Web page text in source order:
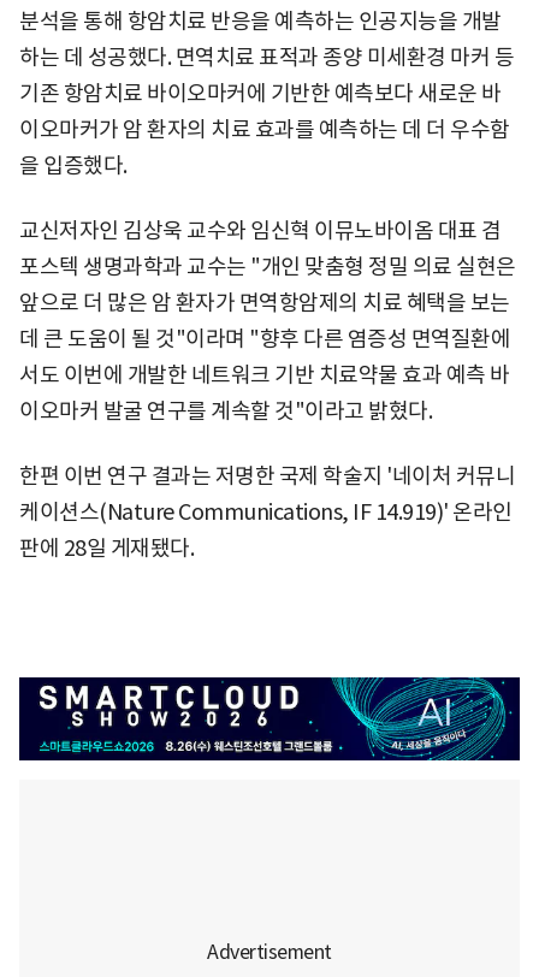
분석을 통해 항암치료 반응을 예측하는 인공지능을 개발
하는 데 성공했다. 면역치료 표적과 종양 미세환경 마커 등
기존 항암치료 바이오마커에 기반한 예측보다 새로운 바
이오마커가 암 환자의 치료 효과를 예측하는 데 더 우수함
을 입증했다.
교신저자인 김상욱 교수와 임신혁 이뮤노바이옴 대표 겸
포스텍 생명과학과 교수는 "개인 맞춤형 정밀 의료 실현은
앞으로 더 많은 암 환자가 면역항암제의 치료 혜택을 보는
데 큰 도움이 될 것"이라며 "향후 다른 염증성 면역질환에
서도 이번에 개발한 네트워크 기반 치료약물 효과 예측 바
이오마커 발굴 연구를 계속할 것"이라고 밝혔다.
한편 이번 연구 결과는 저명한 국제 학술지 '네이처 커뮤니
케이션스(Nature Communications, IF 14.919)' 온라인
판에 28일 게재됐다.